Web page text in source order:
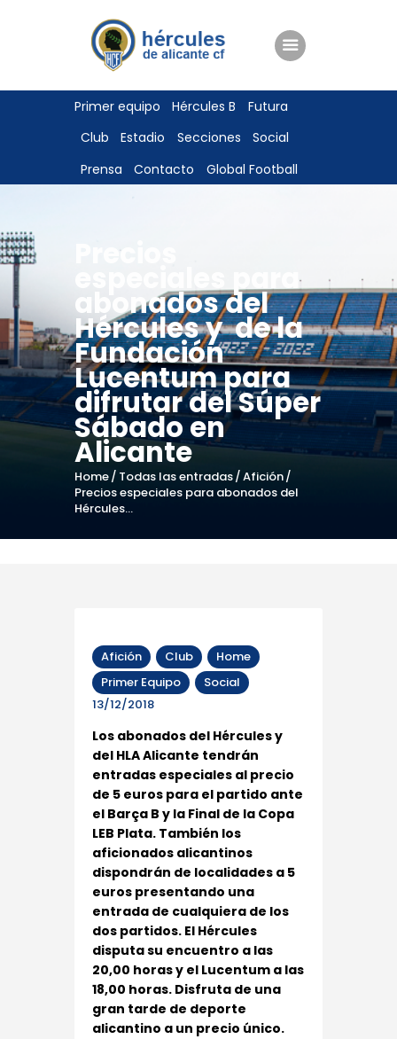
Primer equipo Hércules B
Futura
Club
Estadio Secciones
Social
Prensa
Contacto Global Football
Precios
especiales para
abonados del
Hércules y de la
Fundación
Lucentum para
difrutar del Súper
Sábado en
Alicante
Home Todas las entradas Afición
Precios especiales para abonados del
Hércules...
ENTRADAS
TIENDA
HÉRCULESCF100
Afición Club
Home
Primer Equipo
Social
13/12/2018
Los abonados del Hércules y
del HLA Alicante tendrán
entradas especiales al precio
de 5 euros para el partido ante
el Barça B y la Final de la Copa
LEB Plata. También los
aficionados alicantinos
dispondrán de localidades a 5
euros presentando una
entrada de cualquiera de los
dos partidos. El Hércules
disputa su encuentro a las
20,00 horas y el Lucentum a las
18,00 horas. Disfruta de una
gran tarde de deporte
alicantino a un precio único.